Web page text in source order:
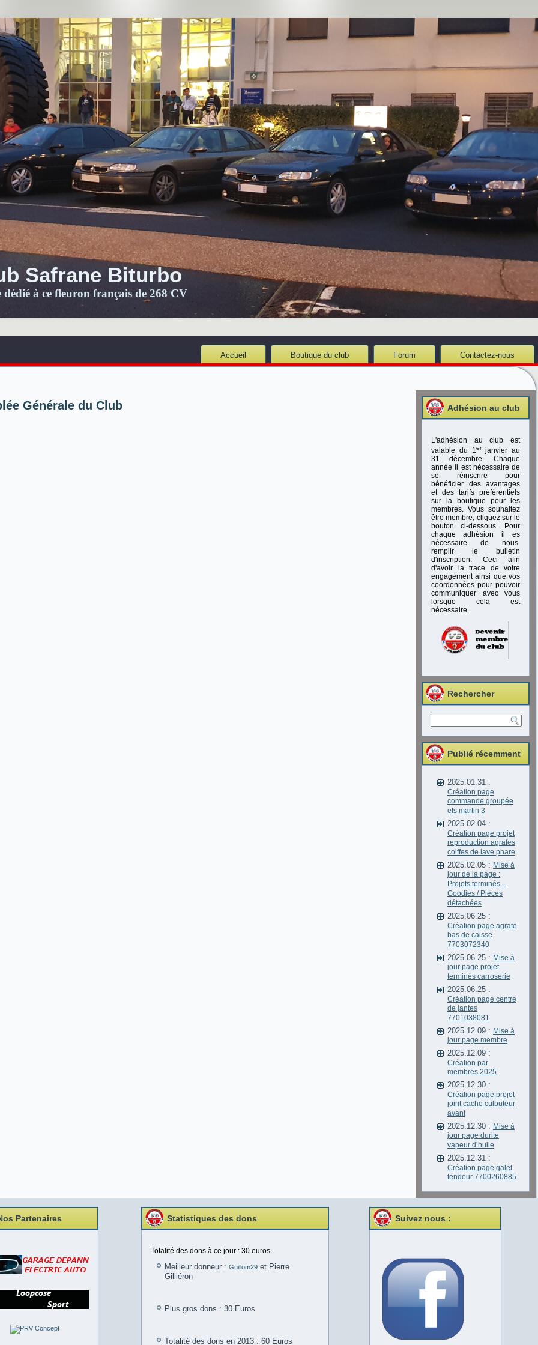
Safrane Biturbo
dédié à ce fleuron français de 268 CV
Accueil Boutique du club Forum Contactez-nous
Générale du Club Adhésion au club
L'adhésion au club est
valable du 1er janvier au
31 décembre. Chaque
année il est nécessaire de
se réinscrire pour
bénéficier des avantages
et des tarifs préférentiels
sur la boutique pour les
membres. Vous souhaitez
être membre, cliquez sur le
bouton ci-dessous. Pour
chaque adhésion il es
nécessaire de nous
remplir le bulletin
d'inscription. Ceci afin
d'avoir la trace de votre
engagement ainsi que vos
coordonnées pour pouvoir
communiquer avec vous
lorsque cela est
nécessaire.
Rechercher
Publié récemment
2025.01.31 :
Création page
commande groupée
ets martin 3
2025.02.04 :
Création page projet
reproduction agrafes
coiffes de lave phare
2025.02.05 : Mise à
jour de la page :
Projets terminés –
Goodies / Pièces
détachées
2025.06.25 :
Création page agrafe
bas de caisse
7703072340
2025.06.25 : Mise à
jour page projet
terminés carroserie
2025.06.25 :
Création page centre
de jantes
7701038081
2025.12.09 : Mise à
jour page membre
2025.12.09 :
Création par
membres 2025
2025.12.30 :
Création page projet
joint cache culbuteur
avant
2025.12.30 : Mise à
jour page durite
vapeur d’huile
2025.12.31 :
Création page galet
tendeur 7700260885
Partenaires Statistiques des dons
Totalité des dons à ce jour : 30 euros.
Meilleur donneur : Guillom29 et Pierre
Gilliéron
Plus gros dons : 30 Euros
Totalité des dons en 2013 : 60 Euros
Suivez nous :